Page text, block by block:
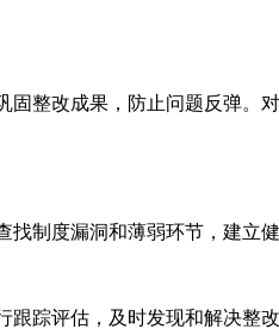
固整改成果，防止问题反弹
制度漏洞和薄弱环节，建立
跟踪评估，及时发现和解决